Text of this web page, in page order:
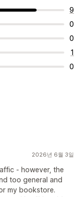
9
0
0
1
0
2026년 6월 3일
- however, the
too general and
my bookstore.